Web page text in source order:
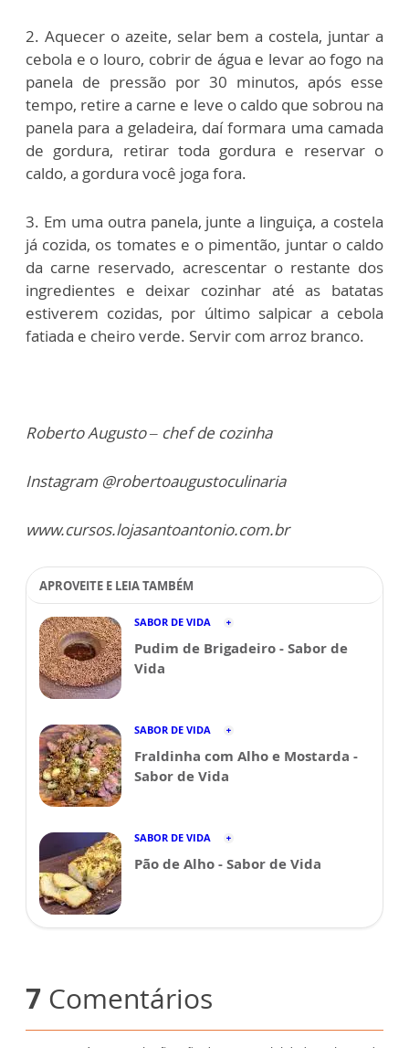
2. Aquecer o azeite, selar bem a costela, juntar a
cebola e o louro, cobrir de água e levar ao fogo na
panela de pressão por 30 minutos, após esse
tempo, retire a carne e leve o caldo que sobrou na
panela para a geladeira, daí formara uma camada
de gordura, retirar toda gordura e reservar o
caldo, a gordura você joga fora.
3. Em uma outra panela, junte a linguiça, a costela
já cozida, os tomates e o pimentão, juntar o caldo
da carne reservado, acrescentar o restante dos
ingredientes e deixar cozinhar até as batatas
estiverem cozidas, por último salpicar a cebola
fatiada e cheiro verde. Servir com arroz branco.
Roberto Augusto – chef de cozinha
Instagram @robertoaugustoculinaria
www.cursos.lojasantoantonio.com.br
APROVEITE E LEIA TAMBÉM
SABOR DE VIDA
Pudim de Brigadeiro - Sabor de
Vida
SABOR DE VIDA
Fraldinha com Alho e Mostarda -
Sabor de Vida
SABOR DE VIDA
Pão de Alho - Sabor de Vida
7 Comentários